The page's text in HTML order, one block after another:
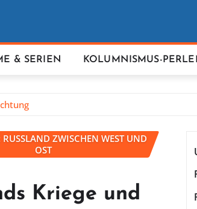
& SERIEN KOLUMNISMUS-
ZWISCHEN WEST UND
OST
Kriege und